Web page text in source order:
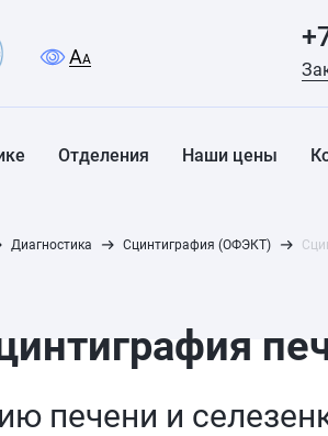
AA
Отделения Наши цены
Диагностика Сцинтиграфия (ОФЭКТ)
печени и